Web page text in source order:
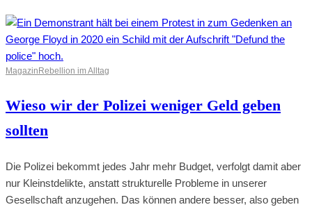
Magazin Rebellion im Alltag
Wieso wir der Polizei weniger Geld geben
sollten
Die Polizei bekommt jedes Jahr mehr Budget, verfolgt damit aber
nur Kleinstdelikte, anstatt strukturelle Probleme in unserer
Gesellschaft anzugehen. Das können andere besser, also geben